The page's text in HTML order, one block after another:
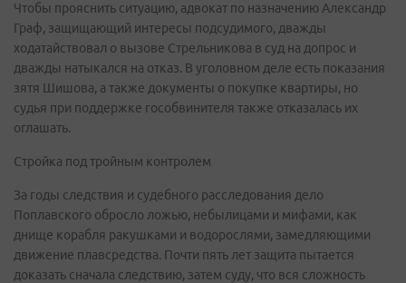
Чтобы прояснить ситуацию, адвокат по назначению Александр
Граф, защищающий интересы подсудимого, дважды
ходатайствовал о вызове Стрельникова в суд на допрос и
дважды натыкался на отказ. В уголовном деле есть показания
зятя Шишова, а также документы о покупке квартиры, но
судья при поддержке гособвинителя также отказалась их
оглашать.
Стройка под тройным контролем
За годы следствия и судебного расследования дело
Поплавского обросло ложью, небылицами и мифами, как
днище корабля ракушками и водорослями, замедляющими
движение плавсредства. Почти пять лет защита пытается
доказать сначала следствию, затем суду, что вся сложность